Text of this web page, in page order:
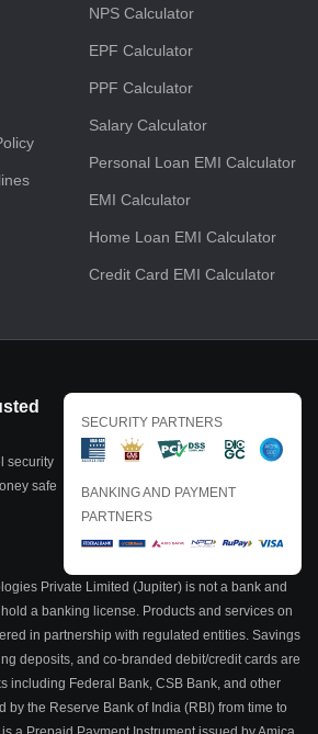
NPS Calculator
EPF Calculator
PPF Calculator
Salary Calculator
Personal Loan EMI Calculator
EMI Calculator
Home Loan EMI Calculator
Credit Card EMI Calculator
security
safe
SECURITY PARTNERS
BANKING AND PAYMENT
PARTNERS
Private Limited (Jupiter) is not a bank and
a banking license. Products and services on
in partnership with regulated entities. Savings
deposits, and co-branded debit/credit cards are
including Federal Bank, CSB Bank, and other
by the Reserve Bank of India (RBI) from time to